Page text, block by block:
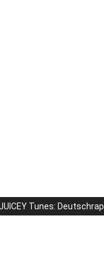
Tunes: Deutschrap